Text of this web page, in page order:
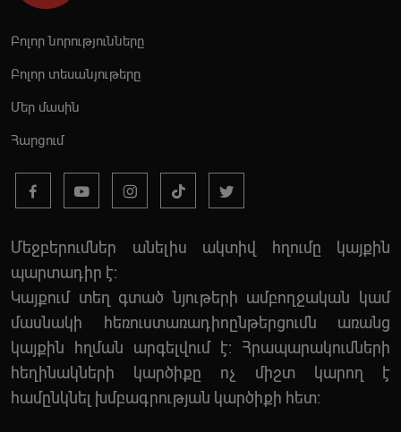
Բոլոր նորությունները
Բոլոր տեսանյութերը
Մեր մասին
Հարցում
Մեջբերումներ անելիս ակտիվ հղումը կայքին
պարտադիր է:
Կայքում տեղ գտած նյութերի ամբողջական կամ
մասնակի հեռուստառադիոընթերցումն առանց
կայքին հղման արգելվում է: Հրապարակումների
հեղինակների կարծիքը ոչ միշտ կարող է
համընկնել խմբագրության կարծիքի հետ: